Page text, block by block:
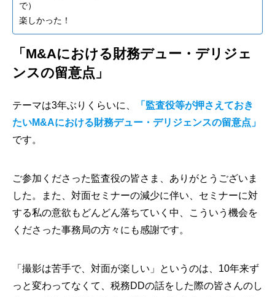
で）
楽しかった！
「M&Aにおける財務デュー・デリジェ
ンスの留意点」
テーマは3年ぶりくらいに、
「監査役等が押さえておき
たいM&Aにおける財務デュー・デリジェンスの留意点」
です。
ご参加くださった監査役の皆さま、ありがとうございま
した。また、対面セミナーの減少に伴い、セミナーに対
する私の意欲もどんどん落ちていく中、こういう機会を
くださった事務局の方々にも感謝です。
「撮影は苦手で、対面が楽しい」というのは、10年来ず
っと変わってなくて、税務DDの話をした際の皆さんのし